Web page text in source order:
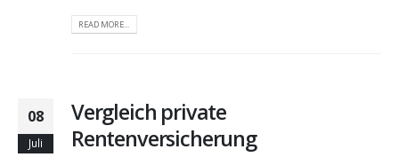
READ MORE...
08
Juli
Vergleich private
Rentenversicherung